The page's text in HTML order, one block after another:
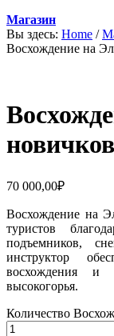
Магазин
Вы здесь: Home /
Восхождение на
70 000,00₽
Восхождение на
туристов
подъемников,
инструктор
восхождения и
высокогорья.
Количество